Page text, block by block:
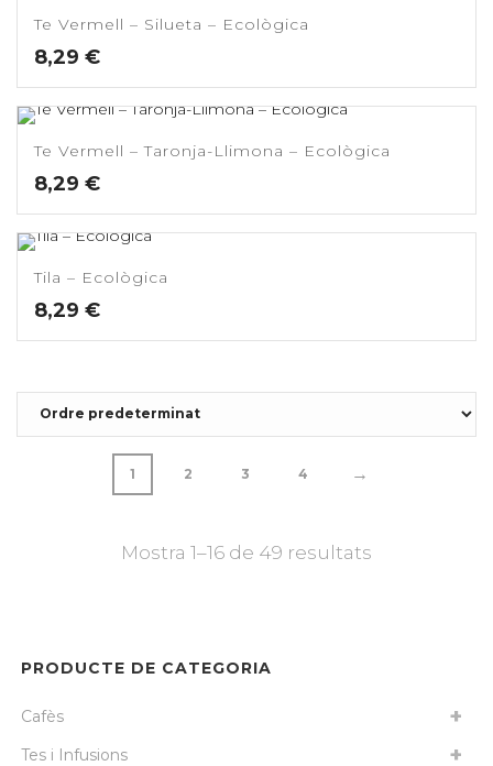
Te Vermell – Silueta – Ecològica
8,29 €
Te Vermell – Taronja-Llimona – Ecològica
8,29 €
Tila – Ecològica
8,29 €
1 2 3 4 →
Mostra 1–16 de 49 resultats
PRODUCTE DE CATEGORIA
Cafès
Tes i Infusions